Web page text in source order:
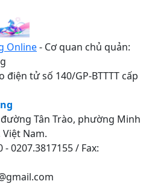
Online- Cơ quan chủ quản:
tử số 140/GP-BTTTT cấp
đường Tân Trào, phường Minh
Nam.
0207.3817155 / Fax: